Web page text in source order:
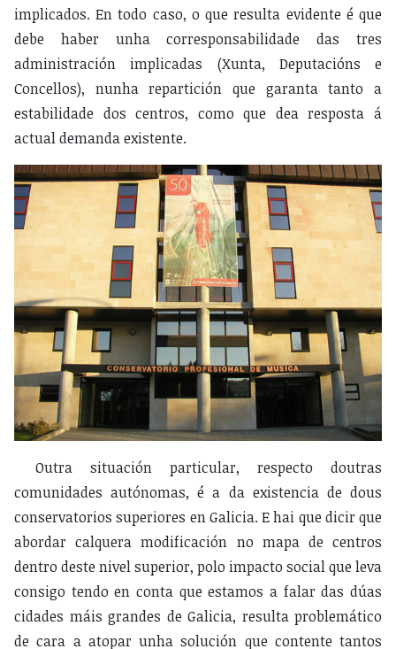
implicados. En todo caso, o que resulta evidente é que
debe haber unha corresponsabilidade das tres
administración implicadas (Xunta, Deputacións e
Concellos), nunha repartición que garanta tanto a
estabilidade dos centros, como que dea resposta á
actual demanda existente.
Outra situación particular, respecto doutras
comunidades autónomas, é a da existencia de dous
conservatorios superiores en Galicia. E hai que dicir que
abordar calquera modificación no mapa de centros
dentro deste nivel superior, polo impacto social que leva
consigo tendo en conta que estamos a falar das dúas
cidades máis grandes de Galicia, resulta problemático
de cara a atopar unha solución que contente tantos